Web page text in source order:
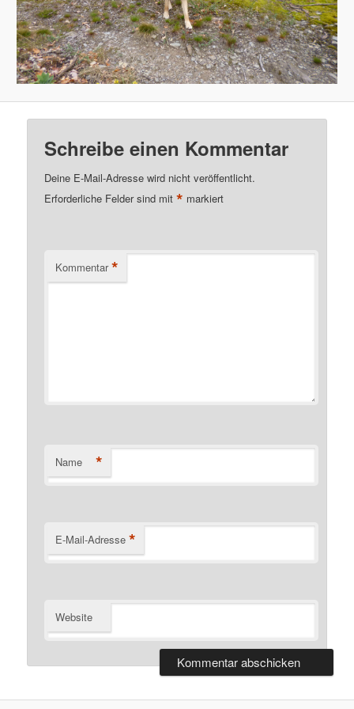
Schreibe einen Kommentar
Deine E-Mail-Adresse wird nicht veröffentlicht.
Erforderliche Felder sind mit* markiert
Kommentar *
Name *
E-Mail-Adresse *
Website